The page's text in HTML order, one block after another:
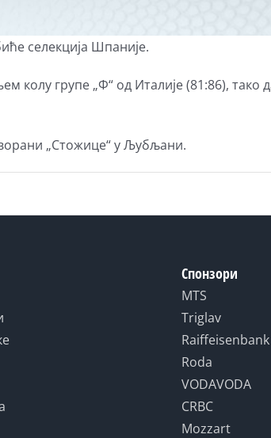
селекција Шпаније.
групе „Ф“ од Италије (81:86), тако
„Стожице“ у Љубљани.
Спонзори
MTS
Triglav
Raiffeisenbank
Roda
VODAVODA
CRBC
Mozzart